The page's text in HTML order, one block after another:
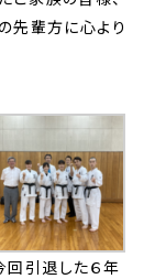
先輩方に心より
回引退した６年